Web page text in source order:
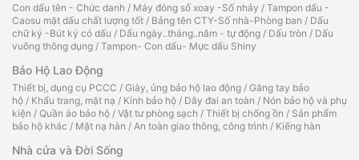
Con dấu tên - Chức danh / Máy đóng số xoay -Số nhảy / Tampon dấu -
Caosu mặt dấu chất lượng tốt / Bảng tên CTY-Số nhà-Phòng ban / Dấu
chữ ký -Bút ký có dấu / Dấu ngày..tháng..năm - tự động / Dấu tròn / Dấu
vuông thông dụng / Tampon- Con dấu- Mực dấu Shiny
Bảo Hộ Lao Động
Thiết bị, dụng cụ PCCC / Giày, ủng bảo hộ lao động / Găng tay bảo
hộ / Khẩu trang, mặt nạ / Kính bảo hộ / Dây đai an toàn / Nón bảo hộ và phụ
kiện / Quần áo bảo hộ / Vật tư phòng sạch / Thiết bị chống ồn / Sản phẩm
bảo hộ khác / Mặt nạ hàn / An toàn giao thông, công trình / Kiếng hàn
Nhà cửa và Đời Sống